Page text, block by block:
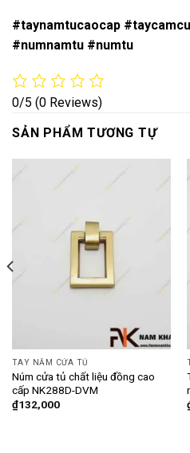
#taynamtucaocap
#numnamtu #numtu
0/5 (0 Reviews)
SẢN PHẨM TƯƠNG TỰ
TAY NẮM CỬA TỦ
Núm cửa tủ chất liệu đồng cao
cấp NK288D-DVM
₫132,000